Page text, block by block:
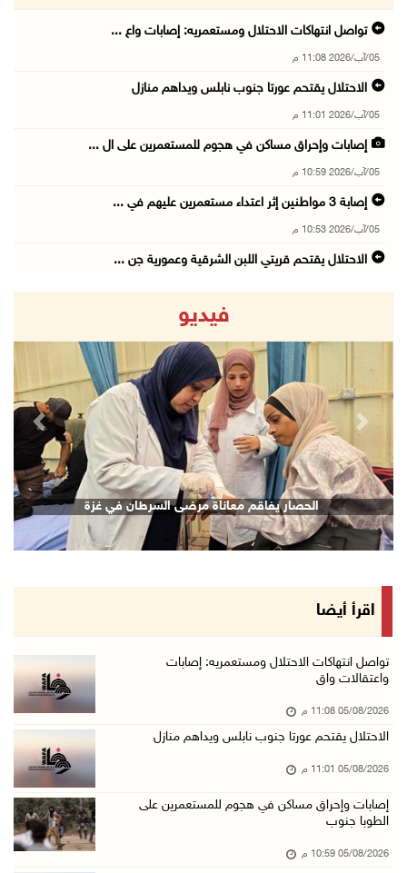
تواصل انتهاكات الاحتلال ومستعمريه: إصابات واع ...
05/آب/2026 11:08 م
الاحتلال يقتحم عورتا جنوب نابلس ويداهم منازل
05/آب/2026 11:01 م
إصابات وإحراق مساكن في هجوم للمستعمرين على ال ...
05/آب/2026 10:59 م
إصابة 3 مواطنين إثر اعتداء مستعمرين عليهم في ...
05/آب/2026 10:53 م
الاحتلال يقتحم قريتي اللبن الشرقية وعمورية جن ...
الوزيرة شاهين تبحث مع نظيرها المصري مستجدات ا ...
05/آب/2026 10:43 م
مستعمرون يقتحمون بيت فجار جنوب بيت لحم
05/آب/2026 10:19 م
قوات الاحتلال تقتحم خلايل اللوز جنوب شرق بيت ...
الرئيس يقلد قامات وطنية ومؤسسين في "اتحاد الك ...
05/آب/2026 08:47 م
قوات الاحتلال تنصب حاجزا عسكريا شرق بيت لحم
الرئيس يقلد عائلة القائد الوطني الراحل أحمد ع ...
باسم الرئيس: وزير الداخلية يمنح العميد جيسون ...
الاحتلال يقتحم كفر مالك ودير جرير ومستعمرون ي ...
"التربية" تخرج الفوج الأول من مدربي المعلمين ...
05/آب/2026 06:44 م
عبد السلام السيد يفوز بترشيح الديمقراطيين لمج ...
05/آب/2026 06:43 م
فيديو
الحصار يفاقم معاناة مرضى السرطان في غزة
Next
اقرأ أيضا
تواصل انتهاكات الاحتلال ومستعمريه: إصابات
واعتقالات واق
05/08/2026 11:08 م
الاحتلال يقتحم عورتا جنوب نابلس ويداهم منازل
05/08/2026 11:01 م
إصابات وإحراق مساكن في هجوم للمستعمرين على
الطوبا جنوب
05/08/2026 10:59 م